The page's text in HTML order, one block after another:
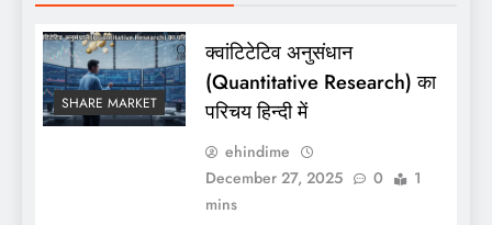
SHARE MARKET
क्वांटिटेटिव अनुसंधान
(Quantitative Research) का
परिचय हिन्दी में
ehindime
December 27, 2025
0
1
mins